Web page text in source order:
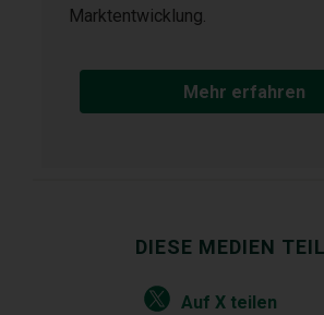
Marktentwicklung.
Mehr erfahren
DIESE MEDIEN
Auf X teilen